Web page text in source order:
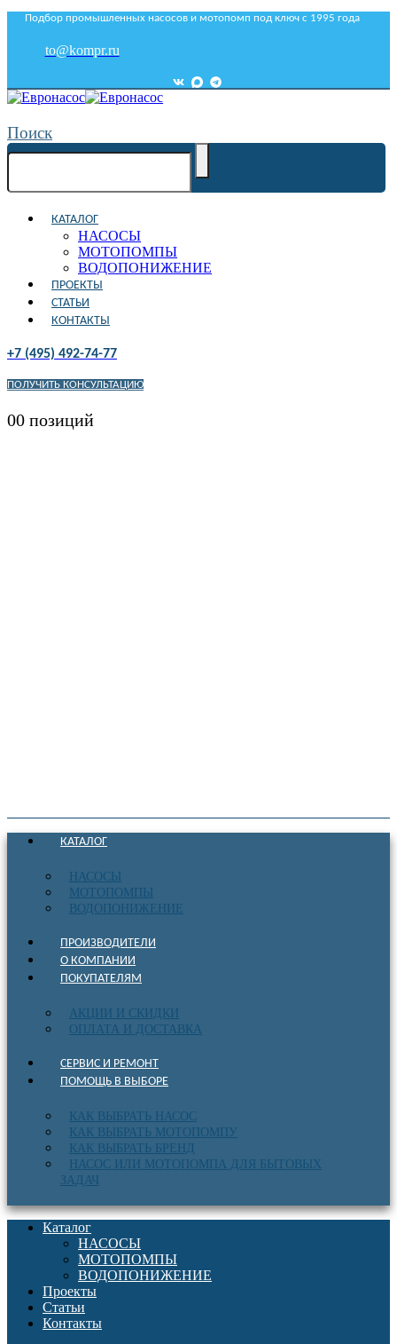
Подбор промышленных насосов и мотопомп под ключ с 1995 года
to@kompr.ru
Поиск
КАТАЛОГ
НАСОСЫ
МОТОПОМПЫ
ВОДОПОНИЖЕНИЕ
ПРОЕКТЫ
СТАТЬИ
КОНТАКТЫ
+7 (495) 492-74-77
ПОЛУЧИТЬ КОНСУЛЬТАЦИЮ
00 позиций
КАТАЛОГ
НАСОСЫ
МОТОПОМПЫ
ВОДОПОНИЖЕНИЕ
ПРОИЗВОДИТЕЛИ
О КОМПАНИИ
ПОКУПАТЕЛЯМ
АКЦИИ И СКИДКИ
ОПЛАТА И ДОСТАВКА
СЕРВИС И РЕМОНТ
ПОМОЩЬ В ВЫБОРЕ
КАК ВЫБРАТЬ НАСОС
КАК ВЫБРАТЬ МОТОПОМПУ
КАК ВЫБРАТЬ БРЕНД
НАСОС ИЛИ МОТОПОМПА ДЛЯ БЫТОВЫХ
ЗАДАЧ
Каталог
НАСОСЫ
МОТОПОМПЫ
ВОДОПОНИЖЕНИЕ
Проекты
Статьи
Контакты